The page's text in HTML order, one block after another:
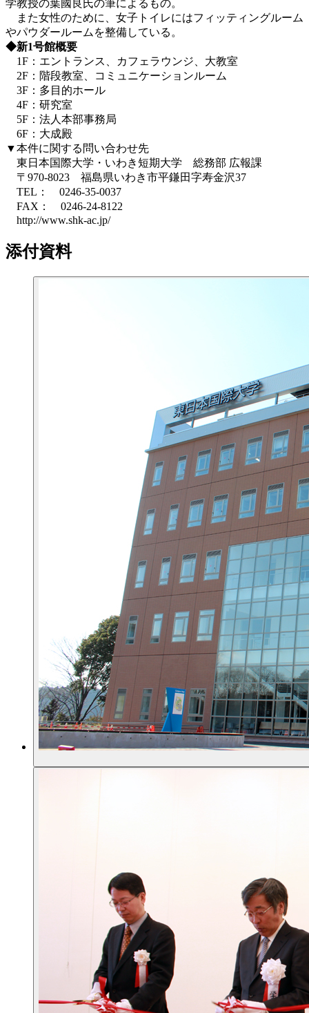
学教授の葉國良氏の筆によるもの。
また女性のために、女子トイレにはフィッティングルーム
やパウダールームを整備している。
◆新1号館概要
1F：エントランス、カフェラウンジ、大教室
2F：階段教室、コミュニケーションルーム
3F：多目的ホール
4F：研究室
5F：法人本部事務局
6F：大成殿
▼本件に関する問い合わせ先
東日本国際大学・いわき短期大学 総務部 広報課
〒970-8023 福島県いわき市平鎌田字寿金沢37
TEL： 0246-35-0037
FAX： 0246-24-8122
http://www.shk-ac.jp/
添付資料